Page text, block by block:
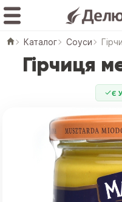
Каталог Соуси
Гірчиця
Є